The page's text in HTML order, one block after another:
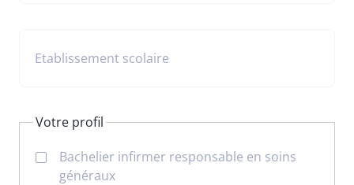
Etablissement scolaire
Votre profil
Bachelier infirmer responsable en soins
généraux